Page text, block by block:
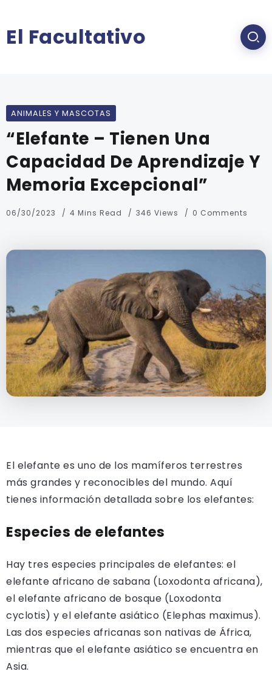
El Facultativo
ANIMALES Y MASCOTAS
“Elefante – Tienen Una
Capacidad De Aprendizaje Y
Memoria Excepcional”
06/30/2023 4 Mins Read 346 Views 0 Comments
El elefante es uno de los mamíferos terrestres
más grandes y reconocibles del mundo. Aquí
tienes información detallada sobre los elefantes:
Especies de elefantes
Hay tres especies principales de elefantes: el
elefante africano de sabana (Loxodonta africana),
el elefante africano de bosque (Loxodonta
cyclotis) y el elefante asiático (Elephas maximus).
Las dos especies africanas son nativas de África,
mientras que el elefante asiático se encuentra en
Asia.